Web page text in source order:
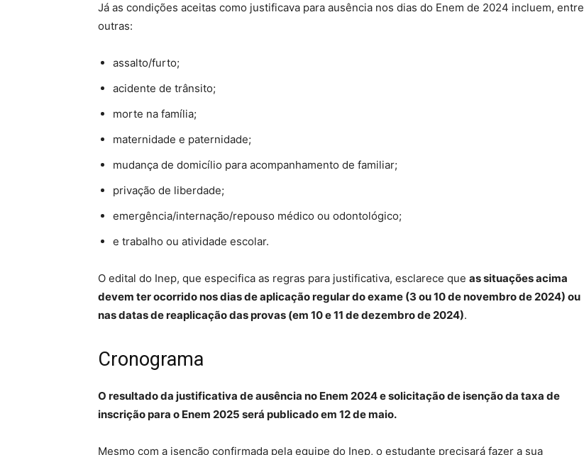
Já as condições aceitas como justificava para ausência nos dias do Enem de 2024 incluem, entre
outras:
assalto/furto;
acidente de trânsito;
morte na família;
maternidade e paternidade;
mudança de domicílio para acompanhamento de familiar;
privação de liberdade;
emergência/internação/repouso médico ou odontológico;
e trabalho ou atividade escolar.
O edital do Inep, que especifica as regras para justificativa, esclarece que as situações acima
devem ter ocorrido nos dias de aplicação regular do exame (3 ou 10 de novembro de 2024) ou
nas datas de reaplicação das provas (em 10 e 11 de dezembro de 2024).
Cronograma
O resultado da justificativa de ausência no Enem 2024 e solicitação de isenção da taxa de
inscrição para o Enem 2025 será publicado em 12 de maio.
Mesmo com a isenção confirmada pela equipe do Inep, o estudante precisará fazer a sua